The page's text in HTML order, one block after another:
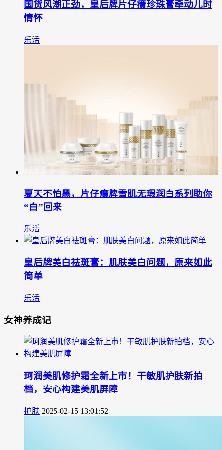
国货风潮正劲，皇后牌片仔癀珍珠膏牵动儿时
情怀
乐活
夏天不怕黑，片仔癀牌雪肌无瑕润白系列助你
“白”回来
乐活
皇后牌美白祛斑膏：肌肤美白问题，原来如此
简单
乐活
女神养成记
珂润美肌修护霜全新上市！干敏肌护肤新拍
档，安心构建美肌屏障
护肤 2025-02-15 13:01:52